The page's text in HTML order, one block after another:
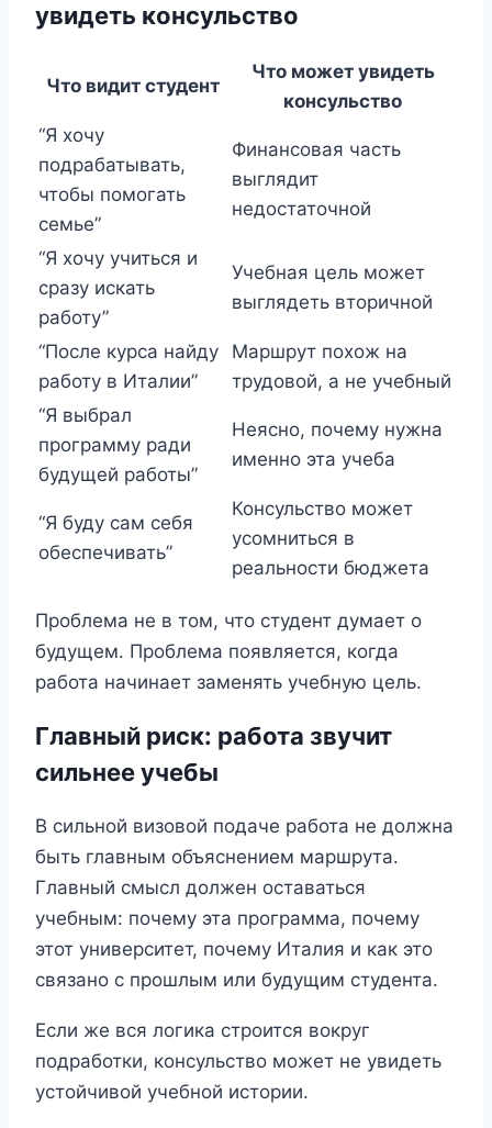
увидеть консульство
Что видит студент
Что может увидеть
консульство
“Я хочу
подрабатывать,
чтобы помогать
семье”
Финансовая часть
выглядит
недостаточной
“Я хочу учиться и
сразу искать
работу”
Учебная цель может
выглядеть вторичной
“После курса найду
работу в Италии”
Маршрут похож на
трудовой, а не учебный
“Я выбрал
программу ради
будущей работы”
Неясно, почему нужна
именно эта учеба
“Я буду сам себя
обеспечивать”
Консульство может
усомниться в
реальности бюджета
Проблема не в том, что студент думает о
будущем. Проблема появляется, когда
работа начинает заменять учебную цель.
Главный риск: работа звучит
сильнее учебы
В сильной визовой подаче работа не должна
быть главным объяснением маршрута.
Главный смысл должен оставаться
учебным: почему эта программа, почему
этот университет, почему Италия и как это
связано с прошлым или будущим студента.
Если же вся логика строится вокруг
подработки, консульство может не увидеть
устойчивой учебной истории.